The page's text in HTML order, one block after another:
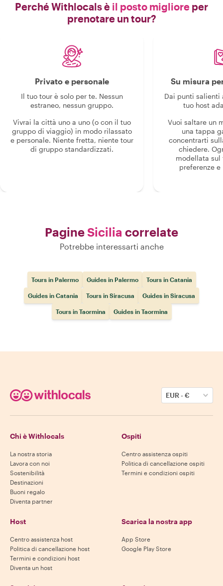
Perché Withlocals è il posto migliore per
prenotare un tour?
Privato e personale
Il tuo tour è solo per te. Nessun
estraneo, nessun gruppo.
Vivrai la città uno a uno (o con il tuo
gruppo di viaggio) in modo rilassato
e personale. Niente fretta, niente tour
di gruppo standardizzati.
Su misura
Dai punti salienti
tuo host
Vuoi saltare un
una tappa
concentrarti
chiedere.
modellata sul
preferenze
PagineSicilia correlate
Potrebbe interessarti anche
Tours in Palermo Guides in Palermo Tours in Catania
Guides in Catania Tours in Siracusa Guides in Siracusa
Tours in Taormina Guides in Taormina
EUR-€
Chi è Withlocals
La nostra storia
Lavora con noi
Sostenibilità
Destinazioni
Buoni regalo
Diventa partner
Ospiti
Centro assistenza ospiti
Politica di cancellazione ospiti
Termini e condizioni ospiti
Host
Centro assistenza host
Politica di cancellazione host
Termini e condizioni host
Diventa un host
Scarica la nostra app
App Store
Google Play Store